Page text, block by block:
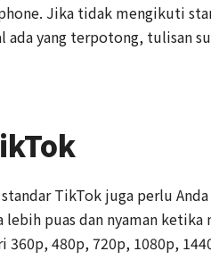
Jika tidak mengikuti
yang terpotong, tulisan
TikTok juga perlu
puas dan nyaman
480p, 720p, 1080p,